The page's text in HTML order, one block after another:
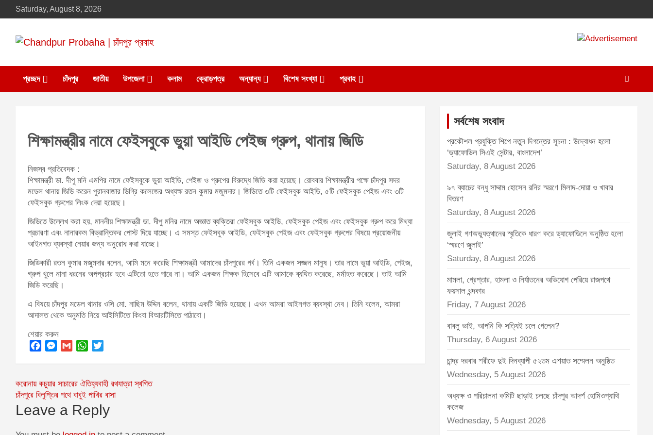
to
Saturday, August 8, 2026
Chandpur Probaha |
চাঁদপুর প্রবাহ
A
s
m
e
t
:
প্রচ্ছদ চাঁদপুর জাতীয় উপজেলা কলাম ক্রোড়পত্র অন্যান্য বিশেষ সংখ্যা প্রবাহ
শিক্ষামন্ত্রীর নামে ফেইসবুকে ভুয়া আইডি পেইজ গ্রুপ, থানায় জিডি
নিজস্ব প্রতিবেদক :
শিক্ষামন্ত্রী ডা. দীপু মনি এমপির নামে ফেইসবুকে ভুয়া আইডি, পেইজ ও গ্রুপের বিরুদ্ধে জিডি করা হয়েছে। রোববার শিক্ষামন্ত্রীর পক্ষে চাঁদপুর সদর
মডেল থানায় জিডি করেন পুরানবাজার ডিগ্রি কলেজের অধ্যক্ষ রতন কুমার মজুমদার। জিডিতে ৩টি ফেইসবুক আইডি, ৫টি ফেইসবুক পেইজ এবং ৩টি
ফেইসবুক গ্রুপের লিংক দেয়া হয়েছে।
জিডিতে উল্লেখ করা হয়, মাননীয় শিক্ষামন্ত্রী ডা. দীপু মনির নামে অজ্ঞাত ব্যক্তিরা ফেইসবুক আইডি, ফেইসবুক পেইজ এবং ফেইসবুক গ্রুপ করে মিথ্যা
প্রচারণা এবং নানারকম বিভ্রান্তিকর পোস্ট দিয়ে যাচ্ছে। এ সমস্ত ফেইসবুক আইডি, ফেইসবুক পেইজ এবং ফেইসবুক গ্রুপের বিষয়ে প্রয়োজনীয়
আইনগত ব্যবস্থা নেয়ার জন্য অনুরোধ করা যাচ্ছে।
জিডিকারী রতন কুমার মজুমদার বলেন, আমি মনে করেছি শিক্ষামন্ত্রী আমাদের চাঁদপুরের গর্ব। তিনি একজন সজ্জন মানুষ। তার নামে ভুয়া আইডি, পেইজ,
গ্রুপ খুলে নানা ধরনের অপপ্রচার হবে এটিতো হতে পারে না। আমি একজন শিক্ষক হিসেবে এটি আমাকে ব্যথিত করেছে, মর্মাহত করেছে। তাই আমি
জিডি করেছি।
এ বিষয়ে চাঁদপুর মডেল থানার ওসি মো. নাছিম উদ্দিন বলেন, থানায় একটি জিডি হয়েছে। এখন আমরা আইনগত ব্যবস্থা নেব। তিনি বলেন, আমরা
আদালত থেকে অনুমতি নিয়ে আইসিটিতে কিংবা বিআরটিসিতে পাঠাবো।
শেয়ার করুন
c
e
o
s
s
n
a
i
a
t
s
A
i
t
e
Post
navigation
করোনায় কচুয়ার সাচারের ঐতিহ্যবাহী রথযাত্রা স্থগিত
চাঁদপুরে বিলুপ্তির পথে বাবুই পাখির বাসা
Leave a Reply
সর্বশেষ সংবাদ
প্রকৌশল প্রযুক্তি শিল্পে নতুন দিগন্তের সূচনা : উদ্বোধন হলো
‘ড্যাফোডিল সিএই সেন্টার, বাংলাদেশ’
Saturday, 8 August 2026
৯৭ ব্যাচের বন্ধু সাদ্দাম হোসেন রনির স্মরণে মিলাদ-দোয়া ও খাবার
বিতরণ
Saturday, 8 August 2026
জুলাই গণঅভ্যুত্থানের স্মৃতিকে ধারণ করে ড্যাফোডিলে অনুষ্ঠিত হলো
‘স্মরণে জুলাই’
Saturday, 8 August 2026
মামলা, গ্রেপ্তার, হামলা ও নির্যাতনের অভিযোগ পেরিয়ে রাজপথে
ফয়সাল খন্দকার
Friday, 7 August 2026
বাবলু ভাই, আপনি কি সত্যিই চলে গেলেন?
Thursday, 6 August 2026
চান্দ্র দরবার শরীফে দুই দিনব্যাপী ৫২তম এশয়াত সম্মেলন অনুষ্ঠিত
Wednesday, 5 August 2026
অধ্যক্ষ ও পরিচালনা কমিটি ছাড়াই চলছে চাঁদপুর আদর্শ হোমিওপ্যাথি
কলেজ
Wednesday, 5 August 2026